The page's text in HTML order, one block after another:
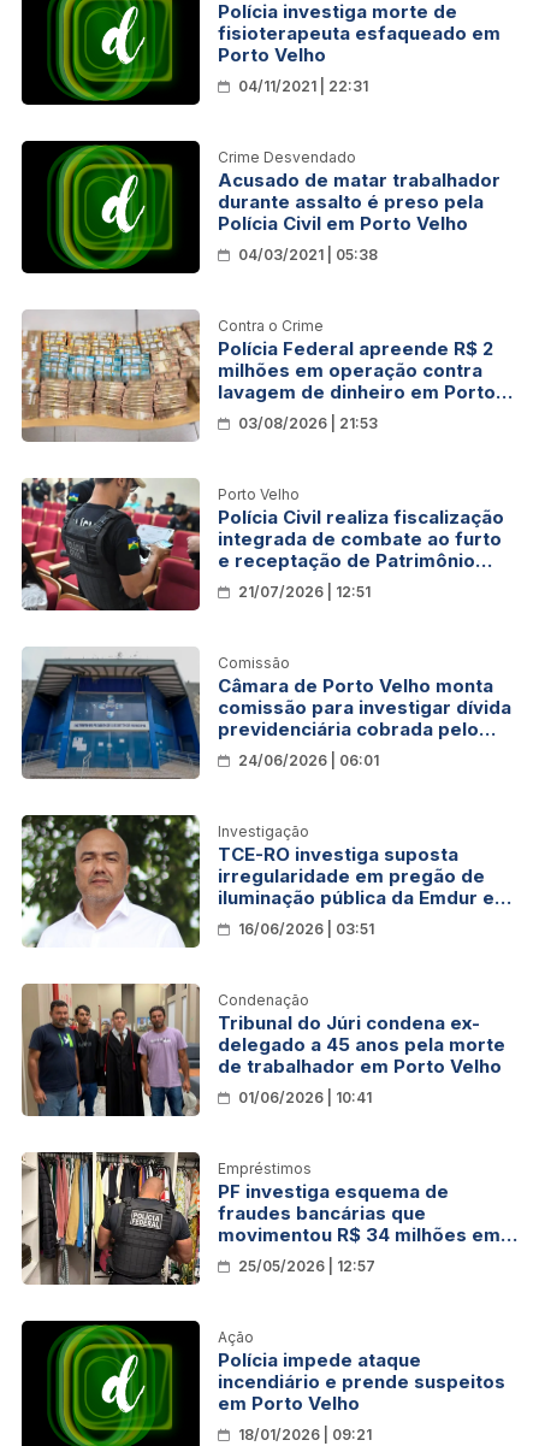
Polícia investiga morte de
fisioterapeuta esfaqueado em
Porto Velho
04/11/2021 | 22:31
Crime Desvendado
Acusado de matar trabalhador
durante assalto é preso pela
Polícia Civil em Porto Velho
04/03/2021 | 05:38
Contra o Crime
Polícia Federal apreende R$ 2
milhões em operação contra
lavagem de dinheiro em Porto
Velho
03/08/2026 | 21:53
Porto Velho
Polícia Civil realiza fiscalização
integrada de combate ao furto
e receptação de Patrimônio
Público em Porto Velho
21/07/2026 | 12:51
Comissão
Câmara de Porto Velho monta
comissão para investigar dívida
previdenciária cobrada pelo
Ipam24/06/2026 | 06:01
Investigação
TCE-RO investiga suposta
irregularidade em pregão de
iluminação pública da Emdur em
Porto Velho
16/06/2026 | 03:51
Condenação
Tribunal do Júri condena ex-
delegado a 45 anos pela morte
de trabalhador em Porto Velho
01/06/2026 | 10:41
Empréstimos
PF investiga esquema de
fraudes bancárias que
movimentou R$ 34 milhões em
Porto Velho
25/05/2026 | 12:57
Ação
Polícia impede ataque
incendiário e prende suspeitos
em Porto Velho
18/01/2026 | 09:21